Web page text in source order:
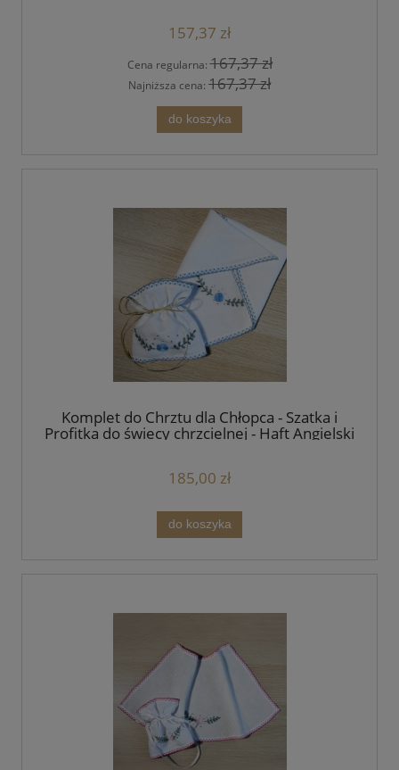
157,37 zł
Cena regularna:167,37 zł
Najniższa cena: 167,37 zł
do koszyka
Komplet do Chrztu dla Chłopca - Szatka i
Profitka do świecy chrzcielnej - Haft Angielski
185,00 zł
do koszyka